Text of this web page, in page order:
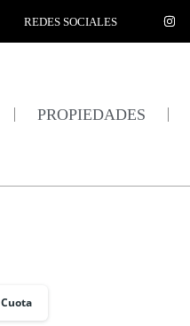
REDES SOCIALES
PROPIEDADES
Cuota